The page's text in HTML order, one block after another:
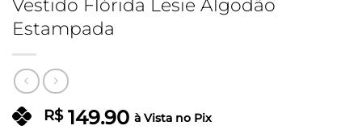
Vestido Flórida Lesie Algodão
Estampada
R$149.90 à Vista no Pix